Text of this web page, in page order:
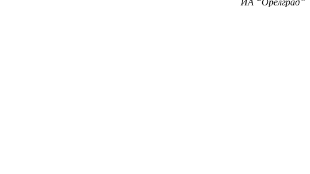
ИА “Орелград”